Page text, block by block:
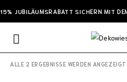
15% JUBILÄUMSRABATT SICHERN MIT
ALLE 2 ERGEBNISSE WERDEN ANGEZEIGT